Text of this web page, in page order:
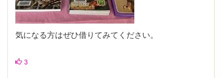
気になる方はぜひ借りてみてください。
3